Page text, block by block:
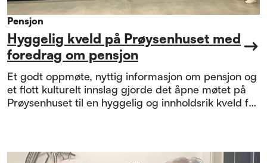
Pensjon
Hyggelig kveld på Prøysenhuset med
foredrag om pensjon
Et godt oppmøte, nyttig informasjon om pensjon og
et flott kulturelt innslag gjorde det åpne møtet på
Prøysenhuset til en hyggelig og innholdsrik kveld for